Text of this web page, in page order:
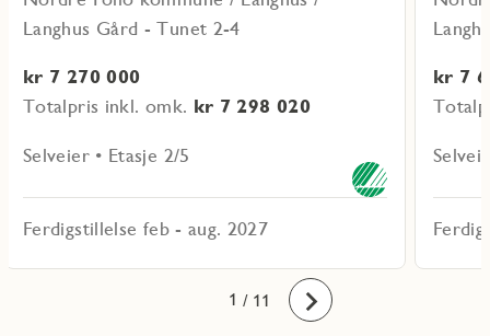
Langhus Gård - Tunet 2-4
kr 7 270 000
Totalpris inkl. omk. kr 7 298 020
Selveier • Etasje 2/5
Ferdigstillelse feb - aug. 2027
kr 7
1
2
3
4
5
6
7
8
9
10
11 / 11 Fremover